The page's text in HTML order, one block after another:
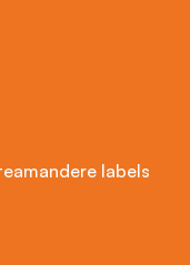
andere labels